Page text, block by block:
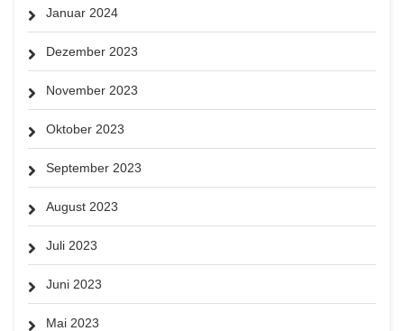
Januar 2024
Dezember 2023
November 2023
Oktober 2023
September 2023
August 2023
Juli 2023
Juni 2023
Mai 2023